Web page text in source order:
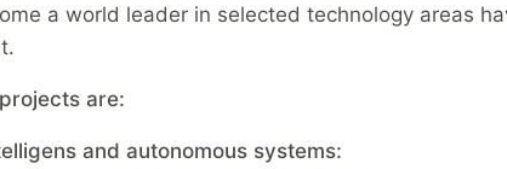
a world leader in selected technology areas
are:
and autonomous systems: